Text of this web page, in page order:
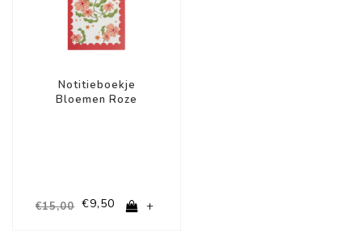
Notitieboekje
Bloemen Roze
€15,00 €9,50 +